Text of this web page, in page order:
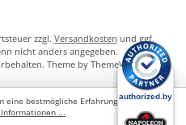
zzgl. Versandkosten und ggf.
nicht anders angegeben.
Theme by ThemeWare®
eine bestmögliche Erfahrung bieten zu
...